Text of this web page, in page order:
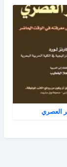
العصري